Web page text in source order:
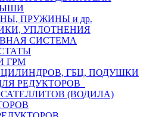
ПРУЖИНЫ и др.
УПЛОТНЕНИЯ
СИСТЕМА
ГРМ
ГБЦ, ПОДУШКИ
РЕДУКТОРОВ
(ВОДИЛА)